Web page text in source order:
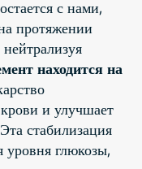
с нами,
протяжении
находится на
и улучшает
стабилизация
уровня глюкозы,